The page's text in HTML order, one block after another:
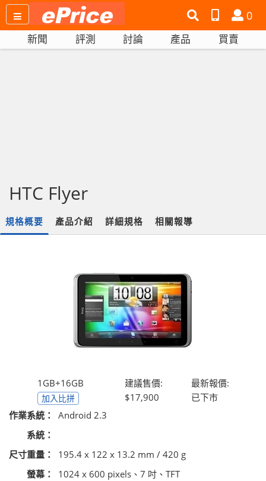
搜
尋
產
品
比
會
員
0
新聞 評測 討論 產品 買賣
HTC Flyer
規格概要 產品介紹 詳細規格 相關報導
1GB+16GB
加入比拼
建議售價:
$17,900
最新報價:
已下市
作業系統：
Android 2.3
系統：
尺寸重量：
195.4 x 122 x 13.2 mm / 420 g
螢幕：
1024 x 600 pixels、7 吋、TFT